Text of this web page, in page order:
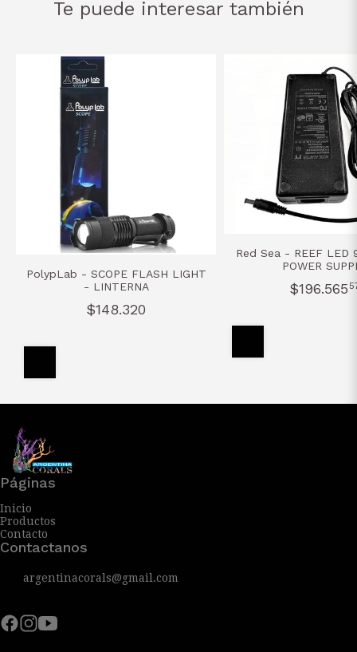
Te puede interesar también
PolypLab - SCOPE FLASH LIGHT
- LINTERNA
$148.320
Red Sea - REEF LED
POWER
$196.565
Páginas
Inicio
Productos
Contacto
Contactanos
argentinacorals@gmail.com